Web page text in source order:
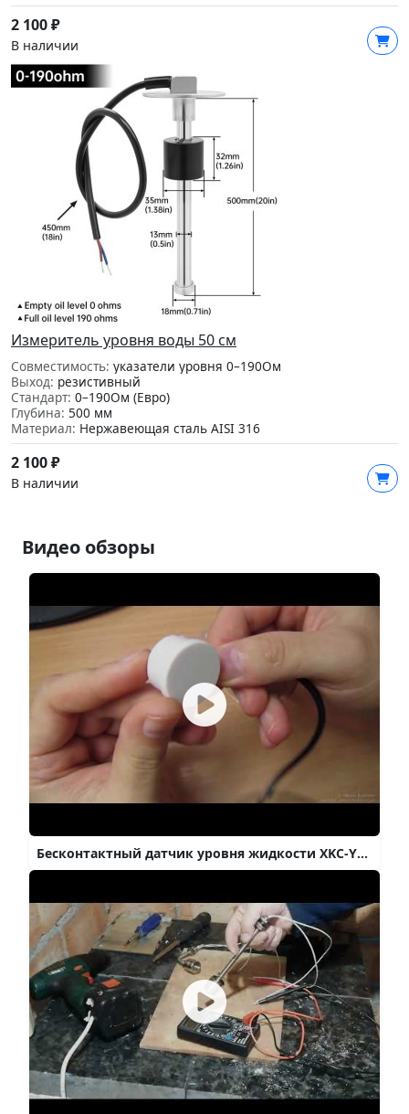
2 100₽
В наличии
Измеритель уровня воды 50 см
Совместимость: указатели уровня 0–190Ом
Выход: резистивный
Стандарт: 0–190Ом (Евро)
Глубина: 500 мм
Материал: Нержавеющая сталь AISI 316
2 100₽
В наличии
Видео обзоры
Бесконтактный датчик уровня жидкости XKC-Y25-NPN